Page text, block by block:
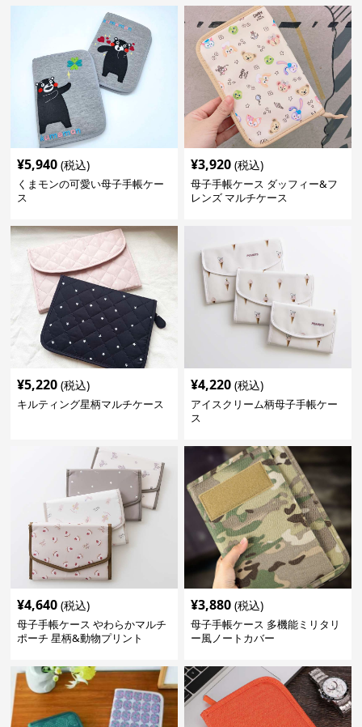
¥5,940 (税込)
くまモンの可愛い母子手帳ケー
ス
¥3,920 (税込)
母子手帳ケース ダッフィー&フ
レンズ マルチケース
¥5,220 (税込)
キルティング星柄マルチケース
¥4,220 (税込)
アイスクリーム柄母子手帳ケー
ス
¥4,640 (税込)
母子手帳ケース やわらかマルチ
ポーチ 星柄&動物プリント
¥3,880 (税込)
母子手帳ケース 多機能ミリタリ
ー風ノートカバー